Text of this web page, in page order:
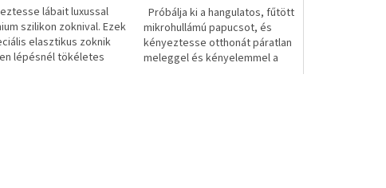
lábait luxussal
szilikon zoknival. Ezek
elasztikus zoknik
lépésnél tökéletes
Próbálja ki a hangulatos, fűtött
mikrohullámú papucsot, és
kényeztesse otthonát páratlan
meleggel és kényelemmel a